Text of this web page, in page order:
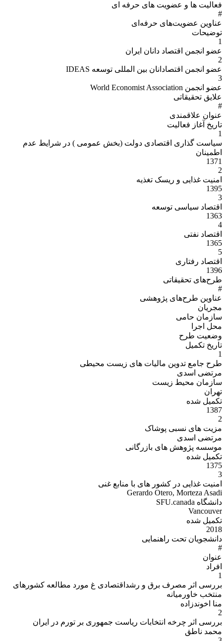
فعالیت ها و عضویت های حرفه ای
#
عناوین عضویت‌هاى حرفه‌اى
توضیحات
1
عضو انجمن اقتصاد دانان ایران
2
عضو انجمن اقتصادانان بین المللی توسعه IDEAS
3
عضو انجمن World Economist Association
علایق تحقیقاتی
#
عنوان علاقمندى
تاریخ آغاز فعالیت
1
سیاست گذاری اقتصادی دولت (بخش عمومی ) در شرایط عدم
اطمینان
1371
2
امنیت غذایی و ریسک تغذیه
1395
3
اقتصاد سیاسی توسعه
1363
4
اقتصاد نفتی
1365
5
اقتصاد رفتاری
1396
طرح‌های تحقیقاتی
#
عناوین طرح‌هاى پژوهشى
مجریان
سازمان حامى
محل اجرا
وضعیت طرح
تاریخ تکمیل
1
طرح جامع تدوین مالیات های زیست محیطی
مرتضی اسدی
سازمان محیط زیست
تهران
تکمیل شده
1387
2
مزیت های نسبی پوشاک
مرتضی اسدی
موسسه پژوهش های بازرگانی
تکمیل شده
1375
3
امنیت غذایی در کشور های با منابع غنی
Gerardo Otero, Morteza Asadi
دانشگاه SFU.canada
Vancouver
تکمیل شده
2018
دانشجویان تحت راهنمایی
#
عنوان
افراد
1
بررسی اثر مصرف برق و رشداقتصادی غ مورد مطالعه کشورهای
منتخب خاورمیانه
منا اخوندزاده
2
بررسی اثر چرخه انتخابات ریاست جمهوری بر تورم در ایران
محمد ناطق